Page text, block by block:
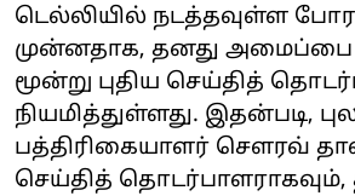
டெல்லியில் நடத்தவுள்ள
முன்னதாக, தனது அமைப்பை
மூன்று புதிய செய்தித்
நியமித்துள்ளது. இதன்படி,
பத்திரிகையாளர் சௌரவ்
செய்தித் தொடர்பாளராகவும்,